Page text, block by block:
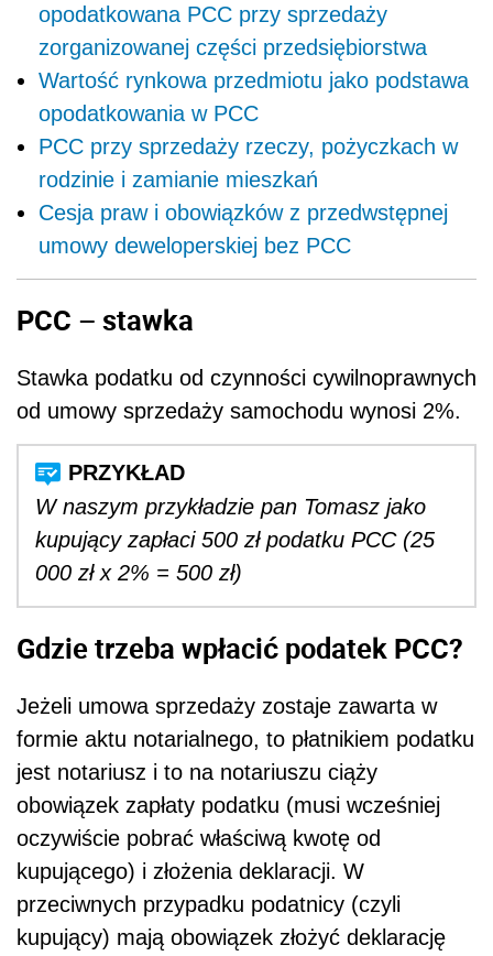
opodatkowana PCC przy sprzedaży
zorganizowanej części przedsiębiorstwa
Wartość rynkowa przedmiotu jako podstawa
opodatkowania w PCC
PCC przy sprzedaży rzeczy, pożyczkach w
rodzinie i zamianie mieszkań
Cesja praw i obowiązków z przedwstępnej
umowy deweloperskiej bez PCC
PCC – stawka
Stawka podatku od czynności cywilnoprawnych
od umowy sprzedaży samochodu wynosi 2%.
W naszym przykładzie pan Tomasz jako
kupujący zapłaci 500 zł podatku PCC (25
000 zł x 2% = 500 zł)
Gdzie trzeba wpłacić podatek PCC?
Jeżeli umowa sprzedaży zostaje zawarta w
formie aktu notarialnego, to płatnikiem podatku
jest notariusz i to na notariuszu ciąży
obowiązek zapłaty podatku (musi wcześniej
oczywiście pobrać właściwą kwotę od
kupującego) i złożenia deklaracji. W
przeciwnych przypadku podatnicy (czyli
kupujący) mają obowiązek złożyć deklarację